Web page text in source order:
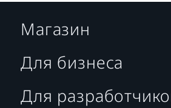
Магазин
Для бизнеса
Для